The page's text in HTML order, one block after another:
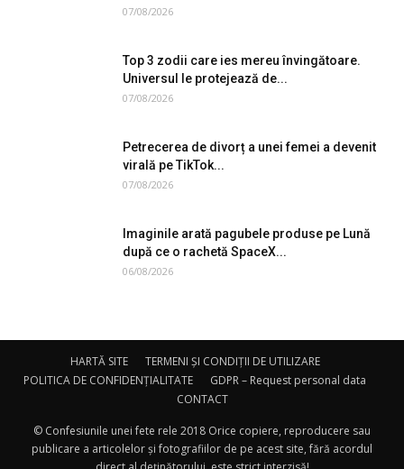
07/08/2026
Top 3 zodii care ies mereu învingătoare.
Universul le protejează de...
07/08/2026
Petrecerea de divorț a unei femei a devenit
virală pe TikTok...
07/08/2026
Imaginile arată pagubele produse pe Lună
după ce o rachetă SpaceX...
06/08/2026
HARTĂ SITE
TERMENI ȘI CONDIȚII DE UTILIZARE
POLITICA DE CONFIDENȚIALITATE
GDPR – Request personal data
CONTACT
© Confesiunile unei fete rele 2018 Orice copiere, reproducere sau
publicare a articolelor și fotografiilor de pe acest site, fără acordul